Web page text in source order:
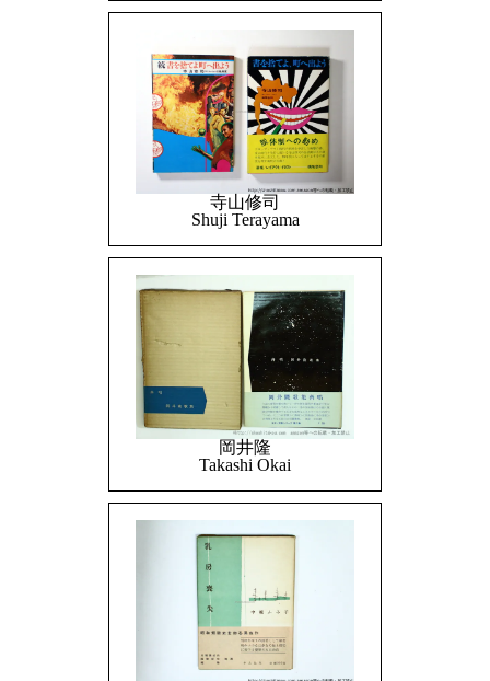
寺山修司
Shuji Terayama
岡井隆
Takashi Okai